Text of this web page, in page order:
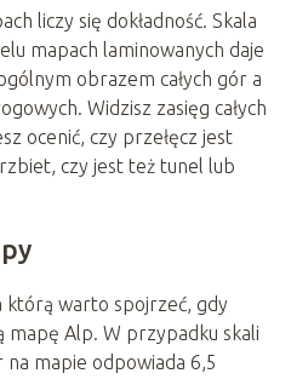
liczy się dokładność. Skala
mapach laminowanych daje
obrazem całych gór a
Widzisz zasięg całych
ocenić, czy przełęcz jest
czy jest też tunel lub
którą warto spojrzeć, gdy
Alp. W przypadku skali
mapie odpowiada 6,5